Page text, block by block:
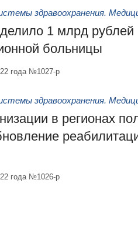
здравоохранения.
1 млрд рублей
больницы
года №1027-р
здравоохранения.
в регионах
года №1026-р